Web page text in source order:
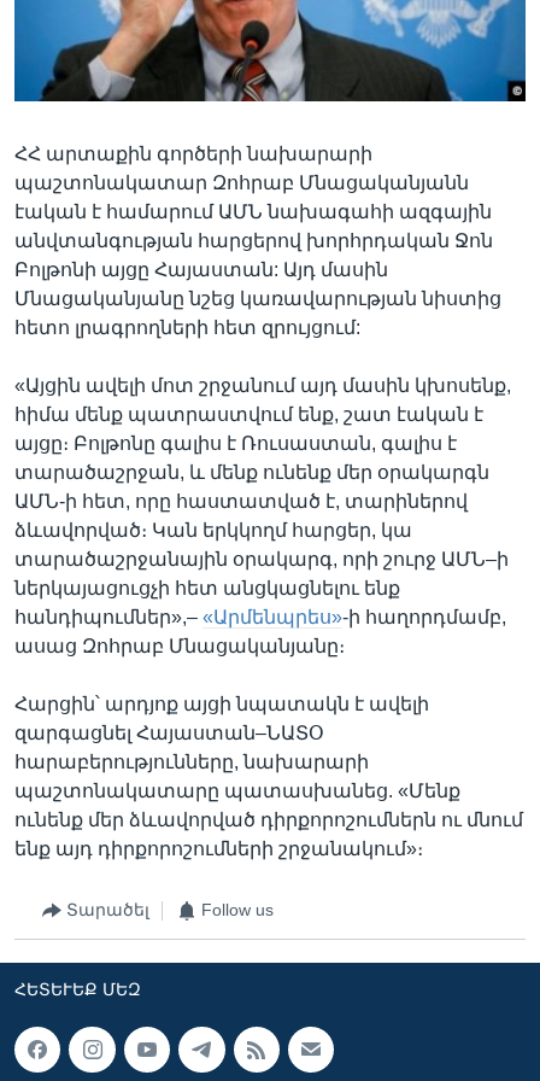
Լեզուներ
ՀՀ արտաքին գործերի նախարարի
պաշտոնակատար Զոհրաբ Մնացականյանն
էական է համարում ԱՄՆ նախագահի ազգային
անվտանգության հարցերով խորհրդական Ջոն
Բոլթոնի այցը Հայաստան: Այդ մասին
Մնացականյանը նշեց կառավարության նիստից
հետո լրագրողների հետ զրույցում:
«Այցին ավելի մոտ շրջանում այդ մասին կխոսենք,
հիմա մենք պատրաստվում ենք, շատ էական է
այցը։ Բոլթոնը գալիս է Ռուսաստան, գալիս է
տարածաշրջան, և մենք ունենք մեր օրակարգն
ԱՄՆ-ի հետ, որը հաստատված է, տարիներով
ձևավորված։ Կան երկկողմ հարցեր, կա
տարածաշրջանային օրակարգ, որի շուրջ ԱՄՆ–ի
ներկայացուցչի հետ անցկացնելու ենք
հանդիպումներ»,– «Արմենպրես»-ի հաղորդմամբ,
ասաց Զոհրաբ Մնացականյանը։
Հարցին՝ արդյոք այցի նպատակն է ավելի
զարգացնել Հայաստան–ՆԱՏՕ
հարաբերությունները, նախարարի
պաշտոնակատարը պատասխանեց. «Մենք
ունենք մեր ձևավորված դիրքորոշումներն ու մնում
ենք այդ դիրքորոշումների շրջանակում»։
Տարածել Follow us
ՀԵՏԵՒԵՔ ՄԵԶ